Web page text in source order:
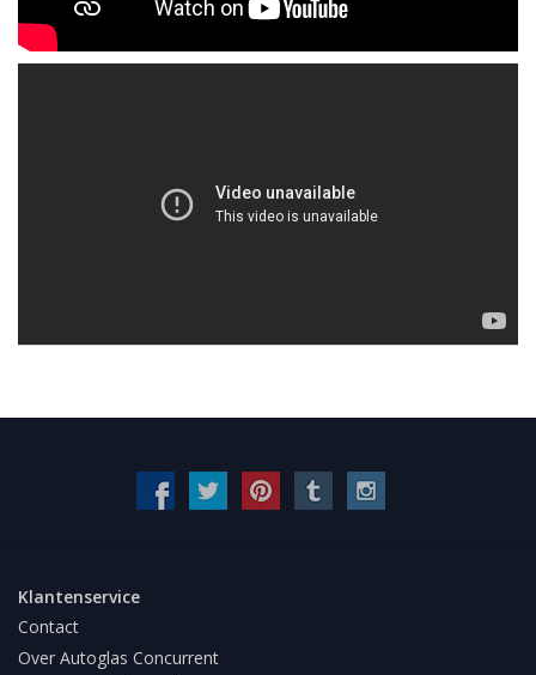
Klantenservice
Contact
Over Autoglas Concurrent